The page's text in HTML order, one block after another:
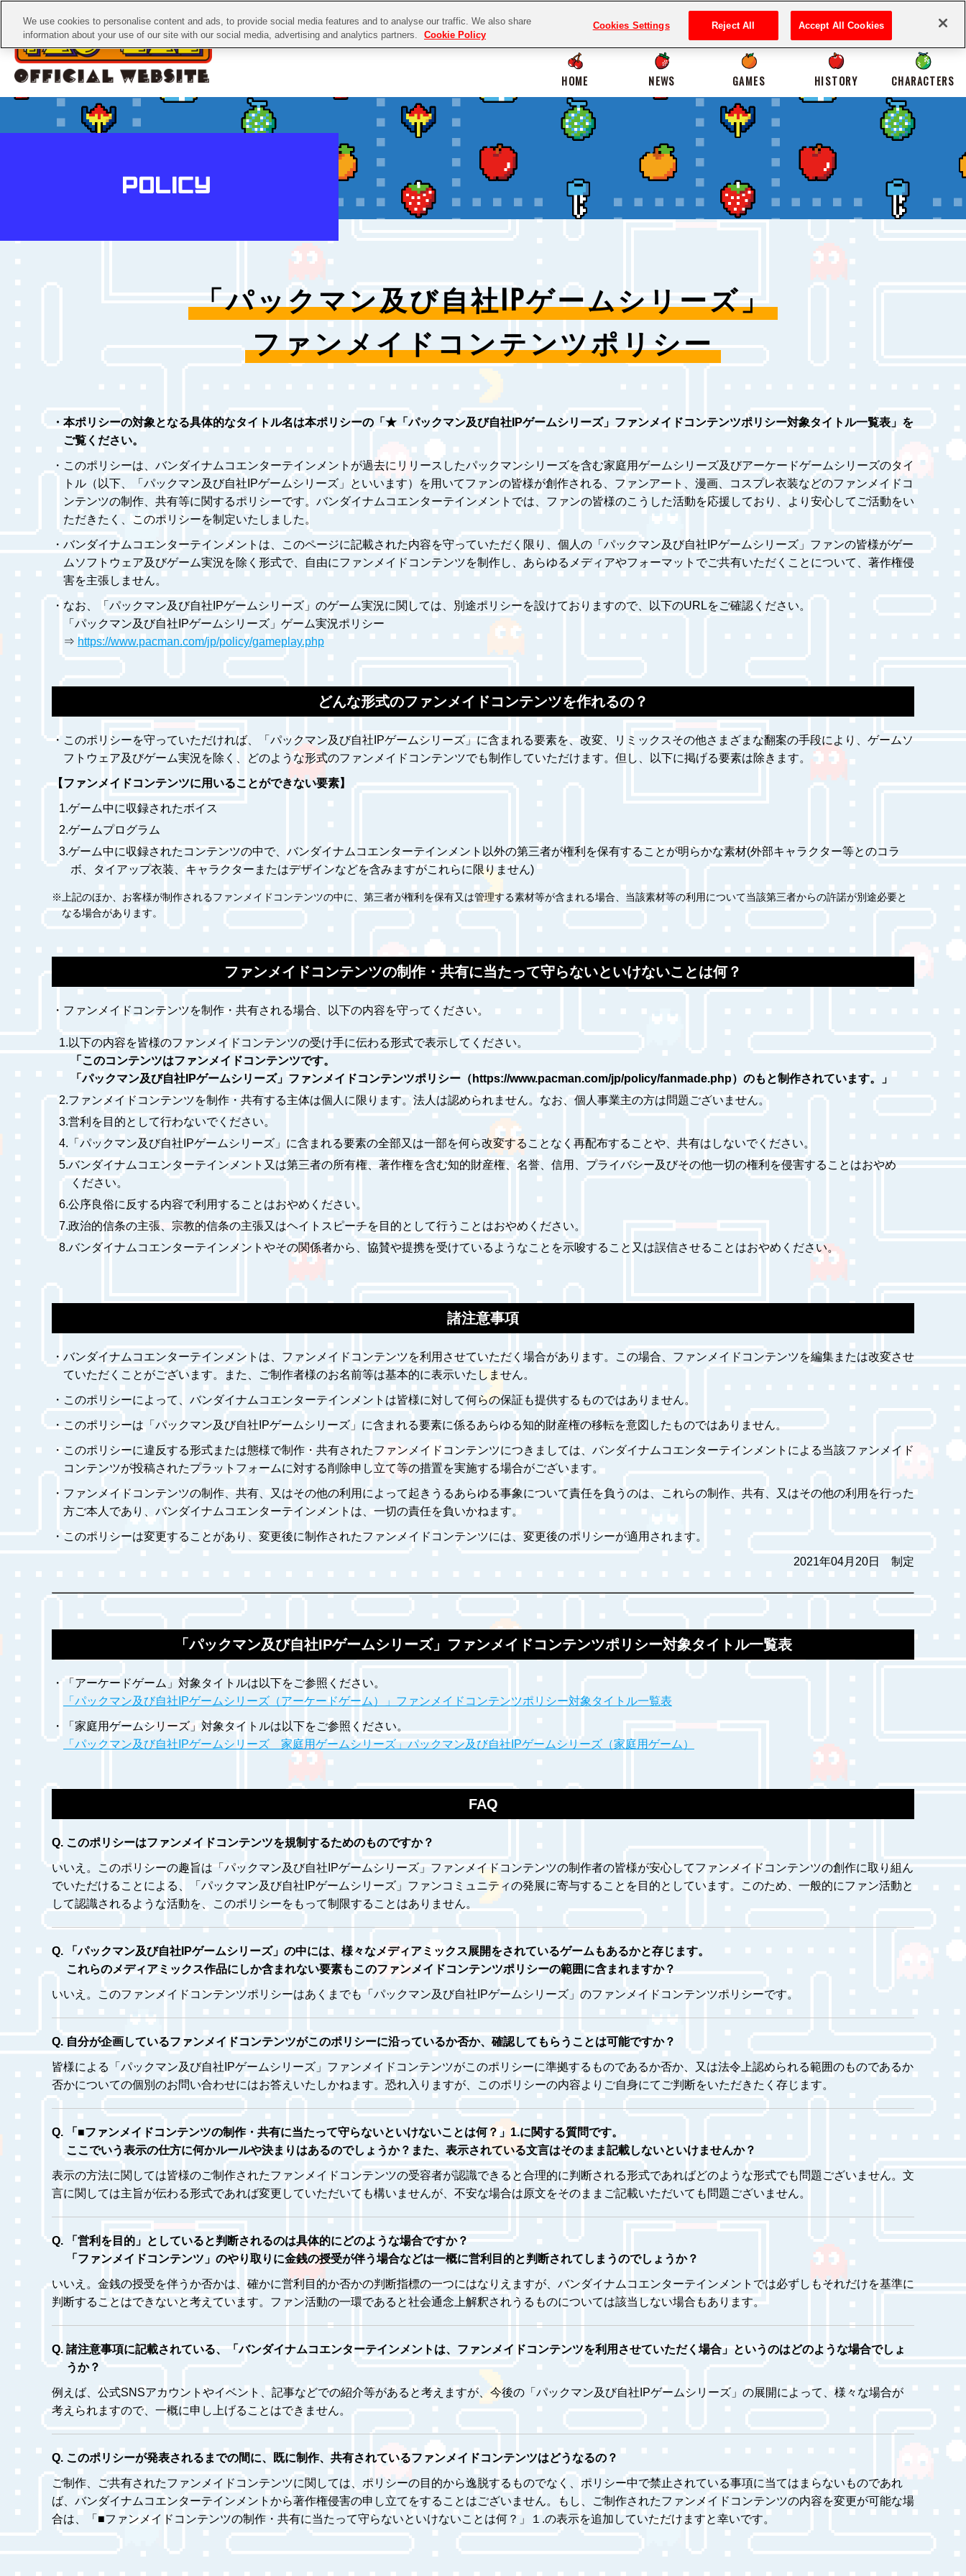
HOME NEWS GAMES HISTORY CHARACTERS
「パックマン及び自社IPゲームシリーズ」
ファンメイドコンテンツポリシー
・本ポリシーの対象となる具体的なタイトル名は本ポリシーの「★「パックマン及び自社IPゲームシリーズ」ファンメイドコンテンツポリシー対象タイトル一覧表」を
ご覧ください。
・このポリシーは、バンダイナムコエンターテインメントが過去にリリースしたパックマンシリーズを含む家庭用ゲームシリーズ及びアーケードゲームシリーズのタイ
トル（以下、「パックマン及び自社IPゲームシリーズ」といいます）を用いてファンの皆様が創作される、ファンアート、漫画、コスプレ衣装などのファンメイドコ
ンテンツの制作、共有等に関するポリシーです。バンダイナムコエンターテインメントでは、ファンの皆様のこうした活動を応援しており、より安心してご活動をい
ただきたく、このポリシーを制定いたしました。
・バンダイナムコエンターテインメントは、このページに記載された内容を守っていただく限り、個人の「パックマン及び自社IPゲームシリーズ」ファンの皆様がゲー
ムソフトウェア及びゲーム実況を除く形式で、自由にファンメイドコンテンツを制作し、あらゆるメディアやフォーマットでご共有いただくことについて、著作権侵
害を主張しません。
・なお、「パックマン及び自社IPゲームシリーズ」のゲーム実況に関しては、別途ポリシーを設けておりますので、以下のURLをご確認ください。
「パックマン及び自社IPゲームシリーズ」ゲーム実況ポリシー
⇒ https://www.pacman.com/jp/policy/gameplay.php
どんな形式のファンメイドコンテンツを作れるの？
・このポリシーを守っていただければ、「パックマン及び自社IPゲームシリーズ」に含まれる要素を、改変、リミックスその他さまざまな翻案の手段により、ゲームソ
フトウェア及びゲーム実況を除く、どのような形式のファンメイドコンテンツでも制作していただけます。但し、以下に掲げる要素は除きます。
【ファンメイドコンテンツに用いることができない要素】
1.ゲーム中に収録されたボイス
2.ゲームプログラム
3.ゲーム中に収録されたコンテンツの中で、バンダイナムコエンターテインメント以外の第三者が権利を保有することが明らかな素材(外部キャラクター等とのコラ
ボ、タイアップ衣装、キャラクターまたはデザインなどを含みますがこれらに限りません)
※上記のほか、お客様が制作されるファンメイドコンテンツの中に、第三者が権利を保有又は管理する素材等が含まれる場合、当該素材等の利用について当該第三者からの許諾が別途必要と
なる場合があります。
ファンメイドコンテンツの制作・共有に当たって守らないといけないことは何？
・ファンメイドコンテンツを制作・共有される場合、以下の内容を守ってください。
1.以下の内容を皆様のファンメイドコンテンツの受け手に伝わる形式で表示してください。
「このコンテンツはファンメイドコンテンツです。
「パックマン及び自社IPゲームシリーズ」ファンメイドコンテンツポリシー（https://www.pacman.com/jp/policy/fanmade.php）のもと制作されています。」
2.ファンメイドコンテンツを制作・共有する主体は個人に限ります。法人は認められません。なお、個人事業主の方は問題ございません。
3.営利を目的として行わないでください。
4.「パックマン及び自社IPゲームシリーズ」に含まれる要素の全部又は一部を何ら改変することなく再配布することや、共有はしないでください。
5.バンダイナムコエンターテインメント又は第三者の所有権、著作権を含む知的財産権、名誉、信用、プライバシー及びその他一切の権利を侵害することはおやめ
ください。
6.公序良俗に反する内容で利用することはおやめください。
7.政治的信条の主張、宗教的信条の主張又はヘイトスピーチを目的として行うことはおやめください。
8.バンダイナムコエンターテインメントやその関係者から、協賛や提携を受けているようなことを示唆すること又は誤信させることはおやめください。
諸注意事項
・バンダイナムコエンターテインメントは、ファンメイドコンテンツを利用させていただく場合があります。この場合、ファンメイドコンテンツを編集または改変させ
ていただくことがございます。また、ご制作者様のお名前等は基本的に表示いたしません。
・このポリシーによって、バンダイナムコエンターテインメントは皆様に対して何らの保証も提供するものではありません。
・このポリシーは「パックマン及び自社IPゲームシリーズ」に含まれる要素に係るあらゆる知的財産権の移転を意図したものではありません。
・このポリシーに違反する形式または態様で制作・共有されたファンメイドコンテンツにつきましては、バンダイナムコエンターテインメントによる当該ファンメイド
コンテンツが投稿されたプラットフォームに対する削除申し立て等の措置を実施する場合がございます。
・ファンメイドコンテンツの制作、共有、又はその他の利用によって起きうるあらゆる事象について責任を負うのは、これらの制作、共有、又はその他の利用を行った
方ご本人であり、バンダイナムコエンターテインメントは、一切の責任を負いかねます。
・このポリシーは変更することがあり、変更後に制作されたファンメイドコンテンツには、変更後のポリシーが適用されます。
2021年04月20日 制定
「パックマン及び自社IPゲームシリーズ」ファンメイドコンテンツポリシー対象タイトル一覧表
・「アーケードゲーム」対象タイトルは以下をご参照ください。
「パックマン及び自社IPゲームシリーズ（アーケードゲーム）」ファンメイドコンテンツポリシー対象タイトル一覧表
・「家庭用ゲームシリーズ」対象タイトルは以下をご参照ください。
「パックマン及び自社IPゲームシリーズ 家庭用ゲームシリーズ」パックマン及び自社IPゲームシリーズ（家庭用ゲーム）
FAQ
このポリシーはファンメイドコンテンツを規制するためのものですか？
いいえ。このポリシーの趣旨は「パックマン及び自社IPゲームシリーズ」ファンメイドコンテンツの制作者の皆様が安心してファンメイドコンテンツの創作に取り組ん
でいただけることによる、「パックマン及び自社IPゲームシリーズ」ファンコミュニティの発展に寄与することを目的としています。このため、一般的にファン活動と
して認識されるような活動を、このポリシーをもって制限することはありません。
「パックマン及び自社IPゲームシリーズ」の中には、様々なメディアミックス展開をされているゲームもあるかと存じます。
これらのメディアミックス作品にしか含まれない要素もこのファンメイドコンテンツポリシーの範囲に含まれますか？
いいえ。このファンメイドコンテンツポリシーはあくまでも「パックマン及び自社IPゲームシリーズ」のファンメイドコンテンツポリシーです。
自分が企画しているファンメイドコンテンツがこのポリシーに沿っているか否か、確認してもらうことは可能ですか？
皆様による「パックマン及び自社IPゲームシリーズ」ファンメイドコンテンツがこのポリシーに準拠するものであるか否か、又は法令上認められる範囲のものであるか
否かについての個別のお問い合わせにはお答えいたしかねます。恐れ入りますが、このポリシーの内容よりご自身にてご判断をいただきたく存じます。
「■ファンメイドコンテンツの制作・共有に当たって守らないといけないことは何？」1.に関する質問です。
ここでいう表示の仕方に何かルールや決まりはあるのでしょうか？また、表示されている文言はそのまま記載しないといけませんか？
表示の方法に関しては皆様のご制作されたファンメイドコンテンツの受容者が認識できると合理的に判断される形式であればどのような形式でも問題ございません。文
言に関しては主旨が伝わる形式であれば変更していただいても構いませんが、不安な場合は原文をそのままご記載いただいても問題ございません。
「営利を目的」としていると判断されるのは具体的にどのような場合ですか？
「ファンメイドコンテンツ」のやり取りに金銭の授受が伴う場合などは一概に営利目的と判断されてしまうのでしょうか？
いいえ。金銭の授受を伴うか否かは、確かに営利目的か否かの判断指標の一つにはなりえますが、バンダイナムコエンターテインメントでは必ずしもそれだけを基準に
判断することはできないと考えています。ファン活動の一環であると社会通念上解釈されうるものについては該当しない場合もあります。
諸注意事項に記載されている、「バンダイナムコエンターテインメントは、ファンメイドコンテンツを利用させていただく場合」というのはどのような場合でしょ
うか？
例えば、公式SNSアカウントやイベント、記事などでの紹介等があると考えますが、今後の「パックマン及び自社IPゲームシリーズ」の展開によって、様々な場合が
考えられますので、一概に申し上げることはできません。
このポリシーが発表されるまでの間に、既に制作、共有されているファンメイドコンテンツはどうなるの？
ご制作、ご共有されたファンメイドコンテンツに関しては、ポリシーの目的から逸脱するものでなく、ポリシー中で禁止されている事項に当てはまらないものであれ
ば、バンダイナムコエンターテインメントから著作権侵害の申し立てをすることはございません。もし、ご制作されたファンメイドコンテンツの内容を変更が可能な場
合は、「■ファンメイドコンテンツの制作・共有に当たって守らないといけないことは何？」１.の表示を追加していただけますと幸いです。
We use cookies to personalise content and ads, to provide social media features and to analyse our traffic. We also share
information about your use of our site with our social media, advertising and analytics partners.
Cookie Policy
Cookies Settings Reject All Accept All Cookies